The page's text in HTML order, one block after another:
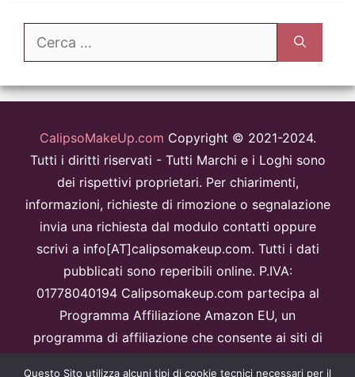
Ricerca
CalipsoMakeUp.com Copyright © 2021-2024.
Tutti i diritti riservati - Tutti Marchi e i Loghi sono
dei rispettivi proprietari. Per chiarimenti,
informazioni, richieste di rimozione o segnalazione
invia una richiesta dal modulo contatti oppure
scrivi a info[AT]calipsomakeup.com. Tutti i dati
pubblicati sono reperibili online. P.IVA:
01778040194 Calipsomakeup.com partecipa al
Programma Affiliazione Amazon EU, un
programma di affiliazione che consente ai siti di
Questo Sito utilizza alcuni tipi di cookie tecnici necessari per il